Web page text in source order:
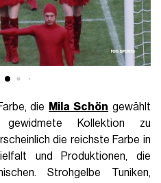
die Mila Schön gewählt
Kollektion zu
die reichste Farbe in
und Produktionen, die
Strohgelbe Tuniken,